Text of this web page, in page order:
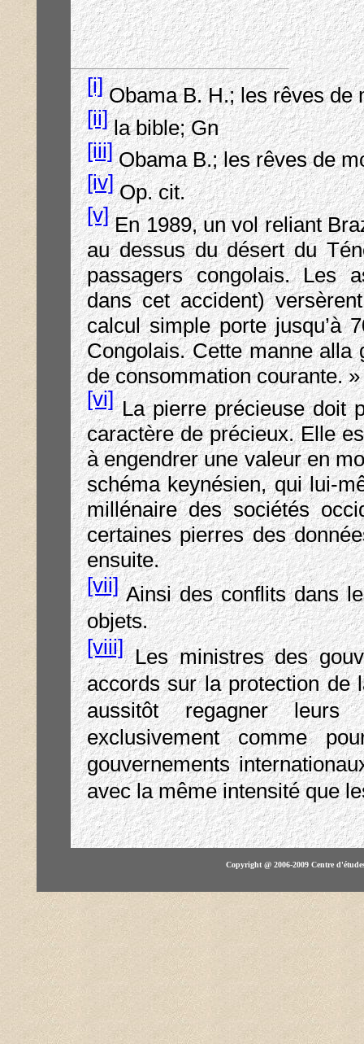
[i]Obama B. H.; les rêves de
[ii]la bible; Gn
[iii]Obama B.; les rêves de
[iv]Op. cit.
[v]En 1989, un vol reliant
au dessus du désert du
passagers congolais. Les
dans cet accident)
calcul simple porte jusqu’à
Congolais. Cette manne
de consommation courante. »
[vi]La pierre précieuse doit
caractère de précieux. Elle
à engendrer une valeur en
schéma keynésien, qui lui-
millénaire des sociétés
certaines pierres des
ensuite.
[vii]Ainsi des conflits dans
objets.
[viii]Les ministres des
accords sur la protection de
aussitôt regagner leurs
exclusivement comme
gouvernements
avec la même intensité que
Copyright @ 2006-2009 Centre